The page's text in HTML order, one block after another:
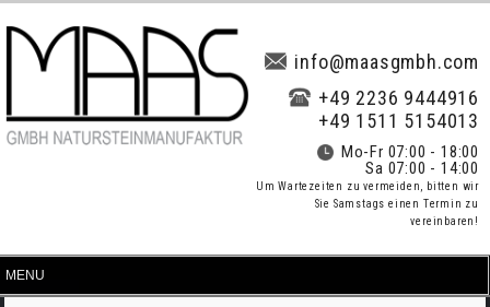
info@maasgmbh.com
+49 2236 9444916
+49 1511 5154013
Mo-Fr 07:00 - 18:00
Sa 07:00 - 14:00
Um Wartezeiten zu vermeiden, bitten wir
Sie Samstags einen Termin zu
vereinbaren!